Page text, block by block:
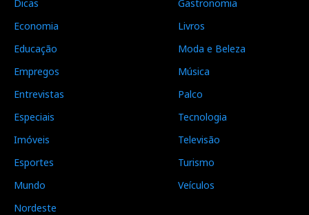
Dicas
Economia
Educação
Empregos
Entrevistas
Especiais
Imóveis
Esportes
Mundo
Nordeste
Gastronomia
Livros
Moda e Beleza
Música
Palco
Tecnologia
Televisão
Turismo
Veículos